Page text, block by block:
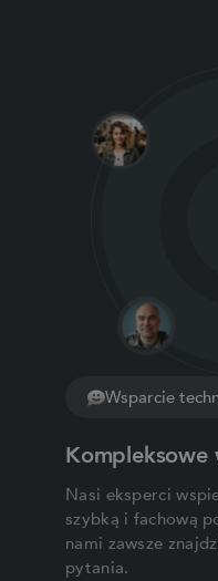
Wsparcie
Kompleksowe
Nasi eksperci
szybką i fachową
nami zawsze
pytania.